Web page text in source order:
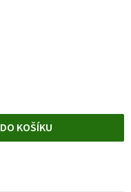
DO KOŠÍKU